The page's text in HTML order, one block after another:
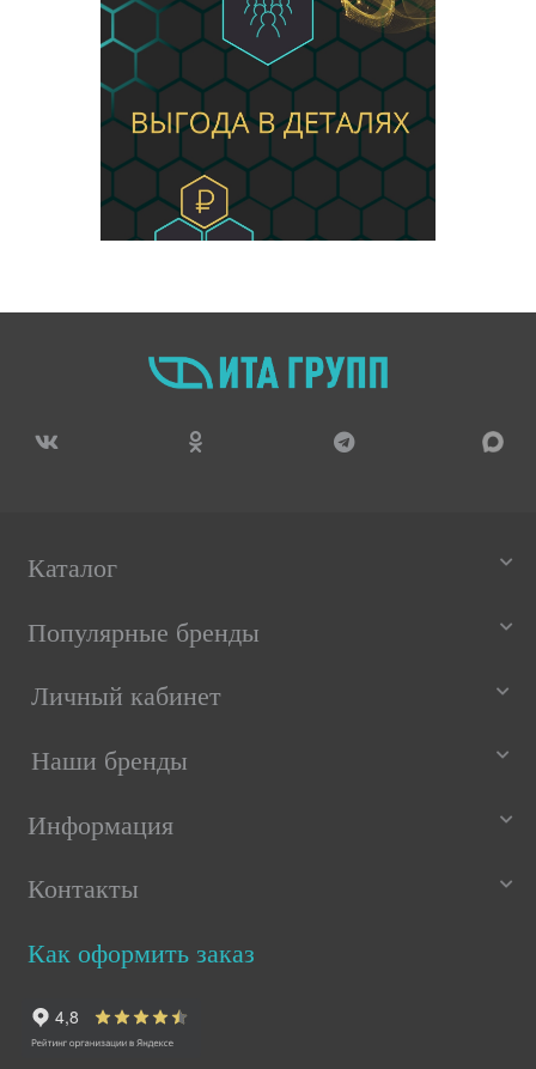
Каталог
Популярные бренды
Личный кабинет
Наши бренды
Информация
Контакты
Как оформить заказ